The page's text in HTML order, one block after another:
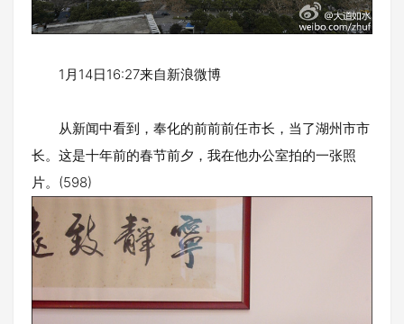
1月14日16:27来自新浪微博
从新闻中看到，奉化的前前前任市长，当了湖州市市
长。这是十年前的春节前夕，我在他办公室拍的一张照
片。(598)